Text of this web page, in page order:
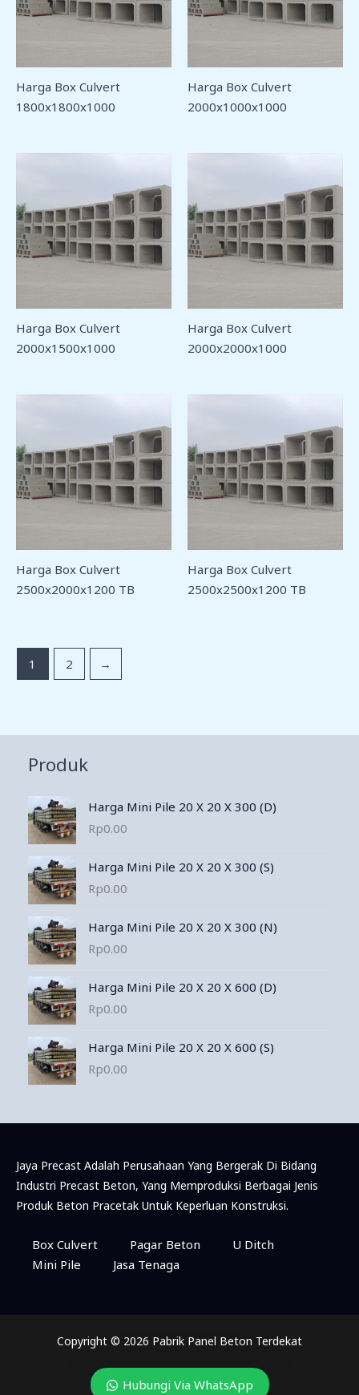
Harga Box Culvert
1800x1800x1000
Harga Box Culvert
2000x1000x1000
Harga Box Culvert
2000x1500x1000
Harga Box Culvert
2000x2000x1000
Harga Box Culvert
2500x2000x1200 TB
Harga Box Culvert
2500x2500x1200 TB
1 2 →
Produk
Harga Mini Pile 20 X 20 X 300 (D)
Rp0.00
Harga Mini Pile 20 X 20 X 300 (S)
Rp0.00
Harga Mini Pile 20 X 20 X 300 (N)
Rp0.00
Harga Mini Pile 20 X 20 X 600 (D)
Rp0.00
Harga Mini Pile 20 X 20 X 600 (S)
Rp0.00
Jaya Precast Adalah Perusahaan Yang Bergerak Di Bidang
Industri Precast Beton, Yang Memproduksi Berbagai Jenis
Produk Beton Pracetak Untuk Keperluan Konstruksi.
Box Culvert Pagar Beton
U Ditch
Mini Pile
Jasa Tenaga
Copyright © 2026 Pabrik Panel Beton Terdekat
Hubungi Via WhatsApp